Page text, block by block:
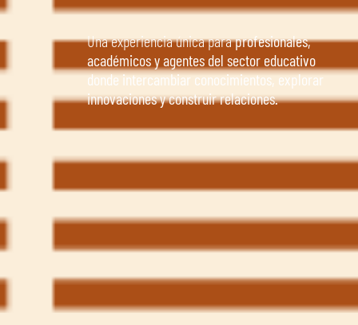
Una experiencia única paraprofesionales,
académicos y agentes del sector educativo
donde intercambiar conocimientos, explorar
innovaciones y construir relaciones.